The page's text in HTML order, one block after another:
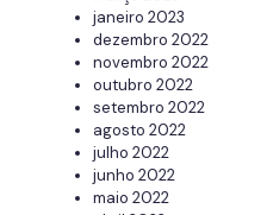
janeiro 2023
dezembro 2022
novembro 2022
outubro 2022
setembro 2022
agosto 2022
julho 2022
junho 2022
maio 2022